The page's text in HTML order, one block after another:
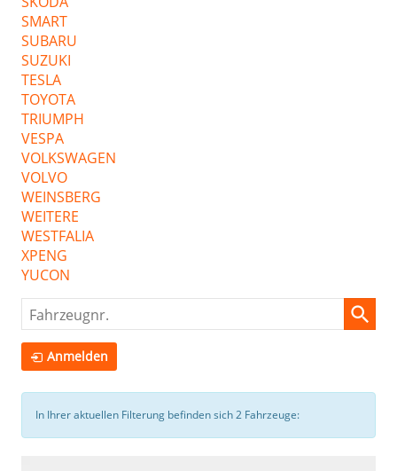
In Ihrer aktuellen Filterung befinden sich2 Fahrzeuge:
SMART
SUBARU
SUZUKI
TESLA
TOYOTA
TRIUMPH
VESPA
VOLKSWAGEN
VOLVO
WEINSBERG
WEITERE
WESTFALIA
XPENG
YUCON
Fahrzeugnr.
Anmelden